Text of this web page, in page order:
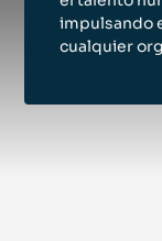
Online
Certificación
(MiCA):
impulsando
cualquier